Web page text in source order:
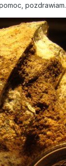
pozdrawiam.